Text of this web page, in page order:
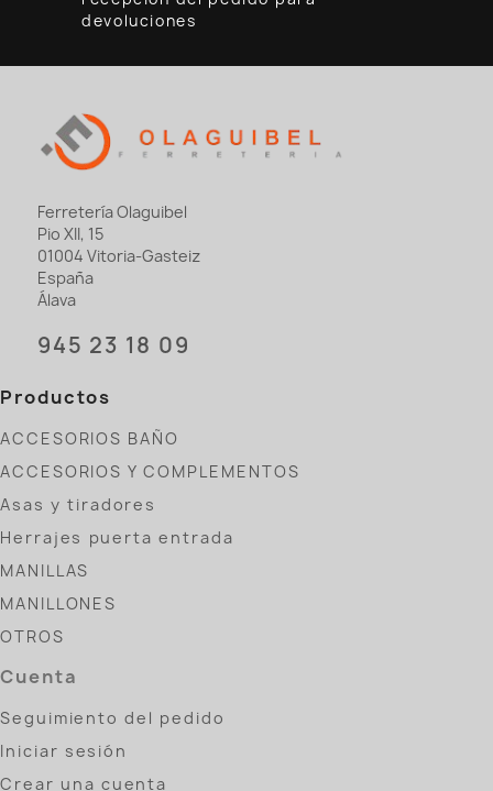
devoluciones
Ferretería Olaguibel
Pio XII, 15
01004 Vitoria-Gasteiz
España
Álava
945 23 18 09
Productos
ACCESORIOS BAÑO
ACCESORIOS Y COMPLEMENTOS
Asas y tiradores
Herrajes puerta entrada
MANILLAS
MANILLONES
OTROS
Cuenta
Seguimiento del pedido
Iniciar sesión
Crear una cuenta